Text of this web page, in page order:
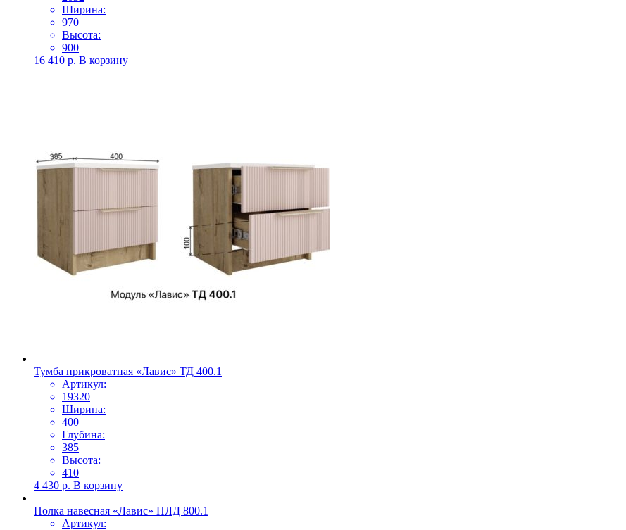
Ширина:
970
Высота:
900
16 410 р. В корзину
Тумба прикроватная «Лавис» ТД 400.1
Артикул:
19320
Ширина:
400
Глубина:
385
Высота:
410
4 430 р. В корзину
Полка навесная «Лавис» ПЛД 800.1
Артикул: